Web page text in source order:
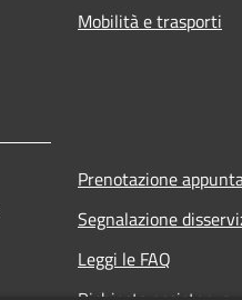
Mobilità e trasporti
Prenotazione
Segnalazione
Leggi le FAQ